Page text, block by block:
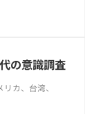
の意識調査
カ、台湾、